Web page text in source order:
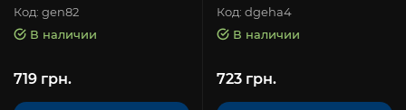
Код: gen82
В наличии
719 грн.
Код: dgeha4
В наличии
723 грн.